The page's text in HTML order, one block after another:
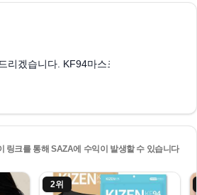
리겠습니다. KF94마스크 11종 비교 리뷰!
링크를 통해 SAZA에 수익이 발생할 수 있습니다
2위